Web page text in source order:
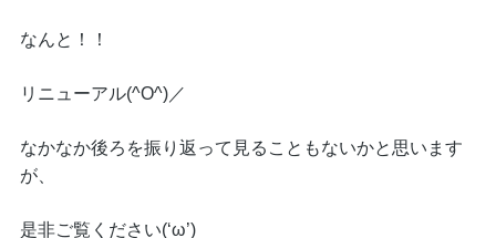
なんと！！
リニューアル(^O^)／
なかなか後ろを振り返って見ることもないかと思います
が、
是非ご覧ください(‘ω’)